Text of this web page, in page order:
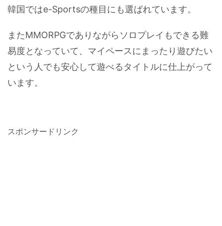
韓国ではe-Sportsの種目にも選ばれています。
またMMORPGでありながらソロプレイもできる難
易度となっていて、マイペースにまったり遊びたい
という人でも安心して遊べるタイトルに仕上がって
います。
スポンサードリンク